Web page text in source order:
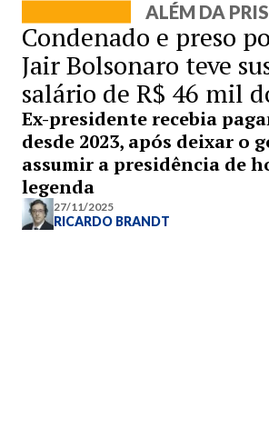
ALÉM DA
Condenado e preso
Jair Bolsonaro teve
salário de R$ 46 mil
Ex-presidente recebia
desde 2023, após deixar o
assumir a presidência de
legenda
27/11/2025
RICARDO BRANDT